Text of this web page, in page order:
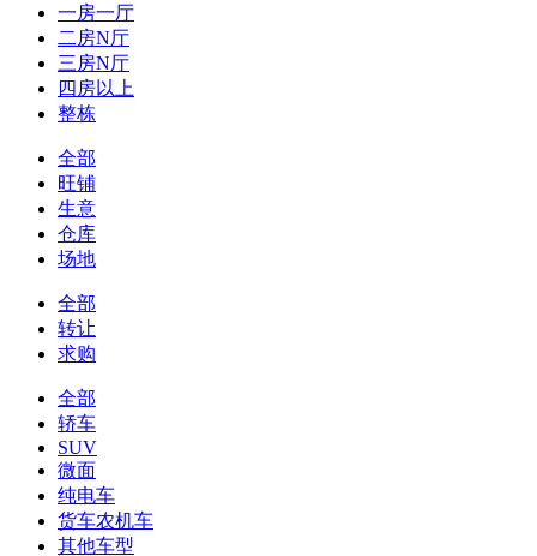
一房一厅
二房N厅
三房N厅
四房以上
整栋
全部
旺铺
生意
仓库
场地
全部
转让
求购
全部
轿车
SUV
微面
纯电车
货车农机车
其他车型